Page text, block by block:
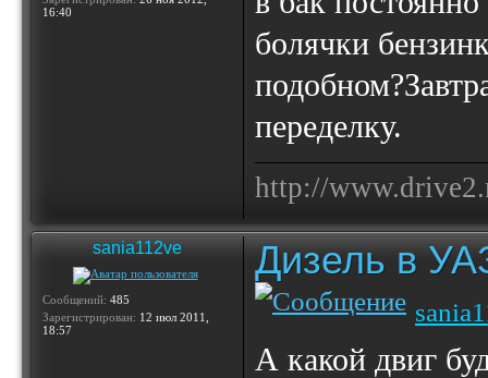
16:40
болячки
переделку.
http://
sania112ve
Сообщений: 485
Зарегистрирован: 12 июл 2011,
18:57
Дизель в
А какой двиг